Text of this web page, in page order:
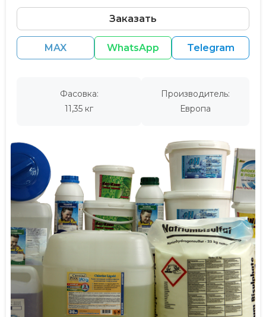
Заказать
MAX WhatsApp Telegram
Фасовка:
11,35 кг
Производитель:
Европа